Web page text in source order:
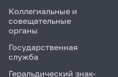
Коллегиальные и
совещательные
органы
Государственная
служба
Геральдический знак-